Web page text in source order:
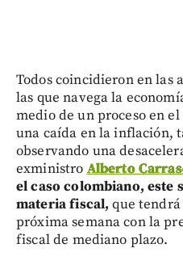
Todos coincidieron en las
las que navega la
medio de un proceso en
una caída en la inflación,
observando una
exministro Alberto
el caso colombiano, este
materia fiscal,que
próxima semana con la
fiscal de mediano plazo.